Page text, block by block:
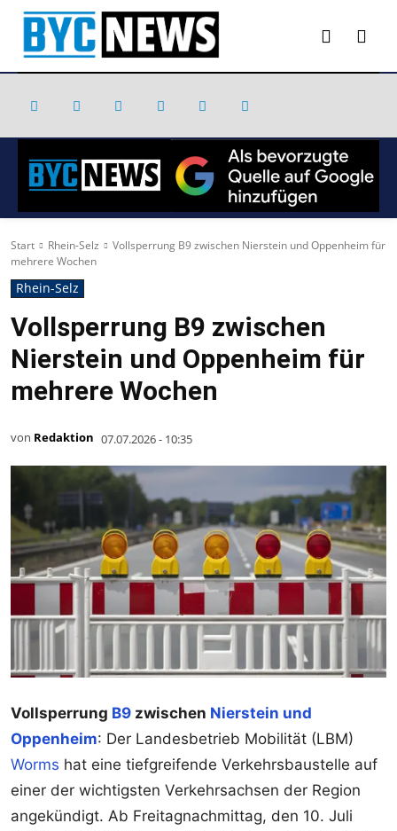
Start Rhein-Selz
Vollsperrung B9 zwischen Nierstein und Oppenheim für
mehrere Wochen
Rhein-Selz
Vollsperrung B9 zwischen
Nierstein und Oppenheim für
mehrere Wochen
von Redaktion 07.07.2026 - 10:35
Vollsperrung B9 zwischen Nierstein und
Oppenheim: Der Landesbetrieb Mobilität (LBM)
Worms hat eine tiefgreifende Verkehrsbaustelle auf
einer der wichtigsten Verkehrsachsen der Region
angekündigt. Ab Freitagnachmittag, den 10. Juli